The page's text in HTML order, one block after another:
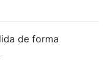
de forma